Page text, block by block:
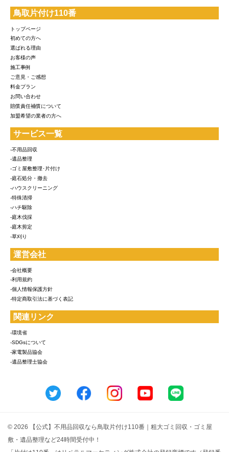
鳥取片付け110番
トップページ
初めての方へ
選ばれる理由
お客様の声
施工事例
ご意見・ご感想
料金プラン
お問い合わせ
賠償責任補償について
加盟希望の業者の方へ
サービス一覧
-不用品回収
-遺品整理
-ゴミ屋敷整理･片付け
-庭石処分・撤去
-ハウスクリーニング
-特殊清掃
-ハチ駆除
-庭木伐採
-庭木剪定
-草刈り
運営会社
-会社概要
-利用規約
-個人情報保護方針
-特定商取引法に基づく表記
関連リンク
-環境省
-SDGsについて
-家電製品協会
-遺品整理士協会
© 2026 【公式】不用品回収なら鳥取片付け110番｜粗大ゴミ回収・ゴミ屋
敷・遺品整理など24時間受付中！